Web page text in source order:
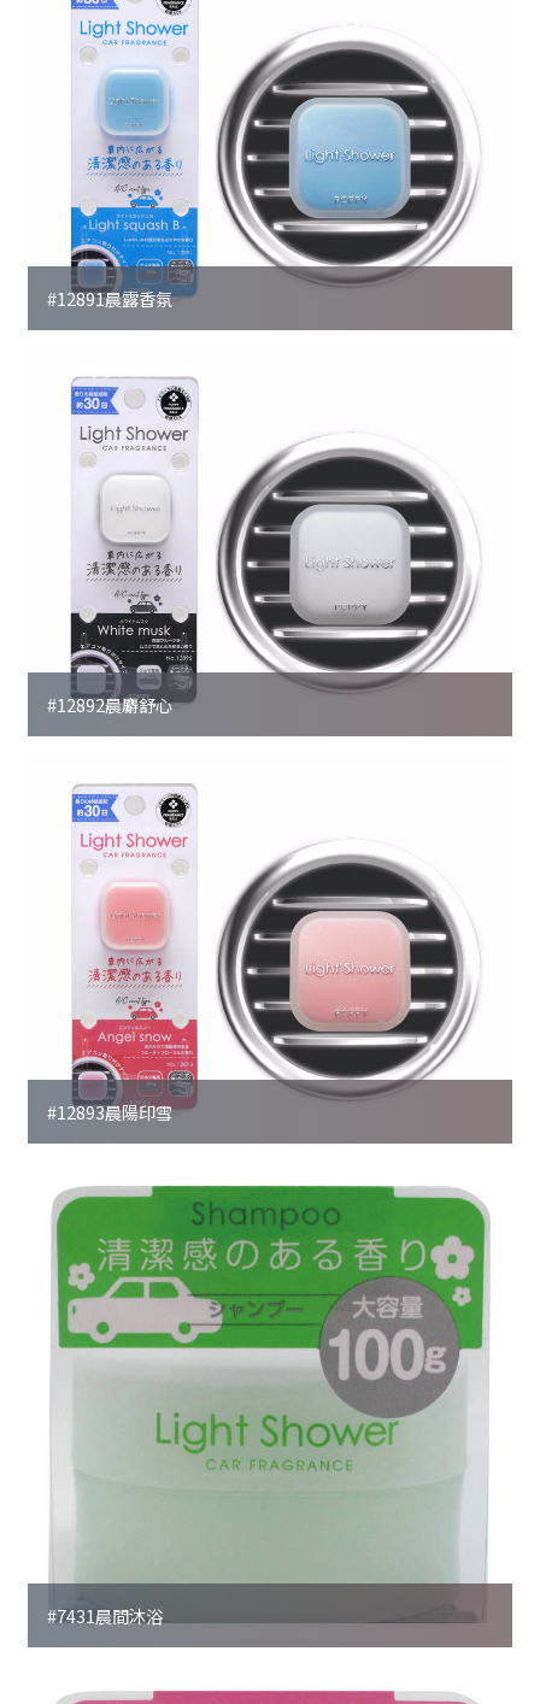
#12891晨露香氛
#12892晨麝舒心
#12893晨陽印雪
#7431晨間沐浴